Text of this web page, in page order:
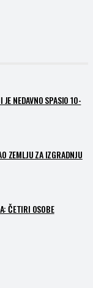
NEDAVNO SPASIO 10-
ZEMLJU ZA IZGRADNJU
ČETIRI OSOBE